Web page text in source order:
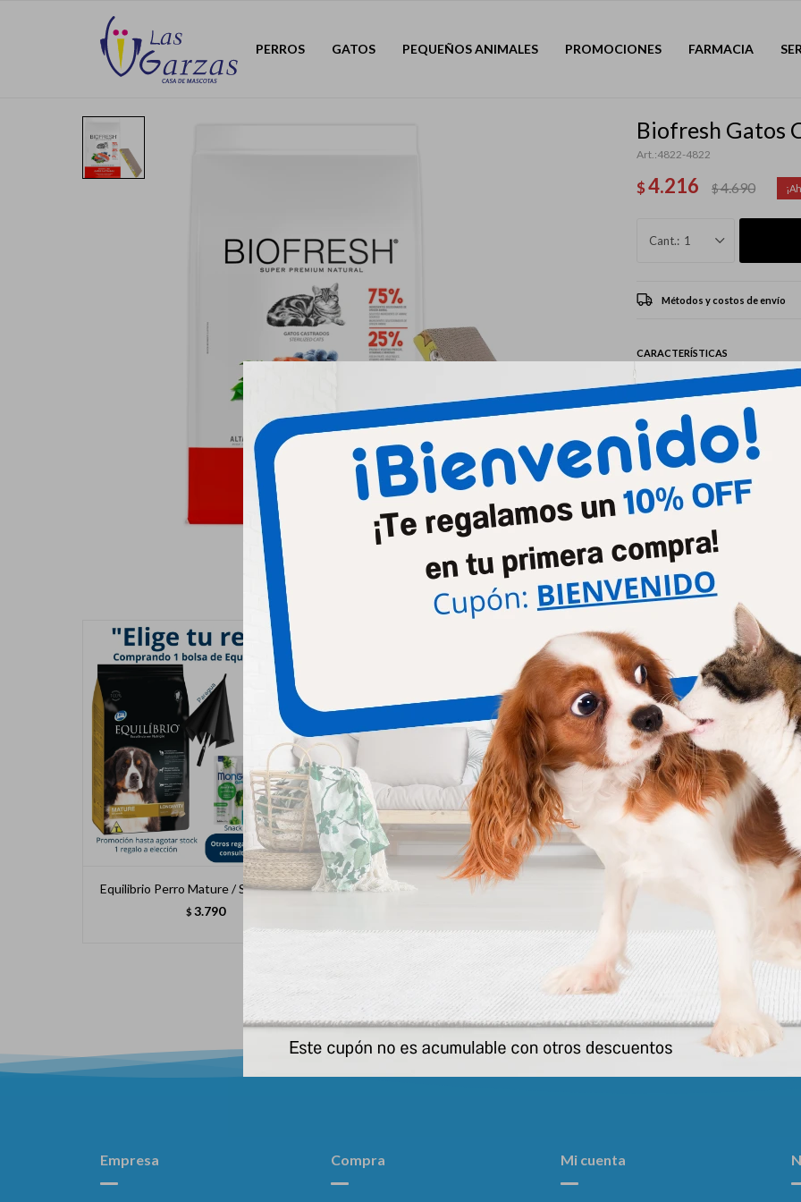
PERROS GATOS PEQUEÑOS ANIMALES PROMOCIONES FARMACIA
Biofresh Gatos
4822-4822
$4.216 $4.690
1
Métodos y costos de envío
CARACTERÍSTICAS
Mascota
Productos que te pueden interesar
Equilibrio Perro Mature / Senior 15 Kg
$ 3.790
Equilibrio Perro Cachorro 15+3 Kg Pro Plan Adulto Gato
Empresa Compra Mi cuenta